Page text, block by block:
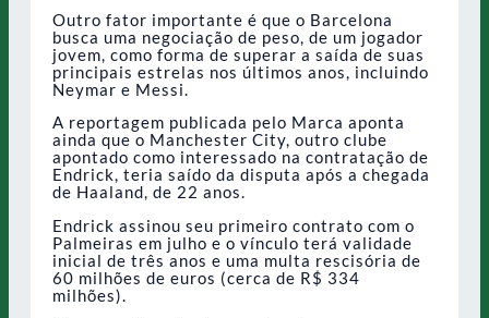
Outro fator importante é que o Barcelona
busca uma negociação de peso, de um jogador
jovem, como forma de superar a saída de suas
principais estrelas nos últimos anos, incluindo
Neymar e Messi.
A reportagem publicada pelo Marca aponta
ainda que o Manchester City, outro clube
apontado como interessado na contratação de
Endrick, teria saído da disputa após a chegada
de Haaland, de 22 anos.
Endrick assinou seu primeiro contrato com o
Palmeiras em julho e o vínculo terá validade
inicial de três anos e uma multa rescisória de
60 milhões de euros (cerca de R$ 334
milhões).